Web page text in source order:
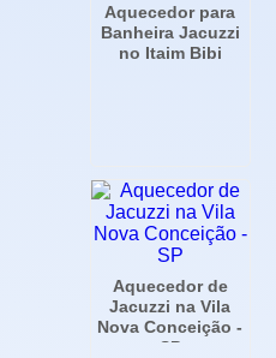
Aquecedor para
Banheira Jacuzzi
no Itaim Bibi
Aquecedor de
Jacuzzi na Vila
Nova Conceição -
SP